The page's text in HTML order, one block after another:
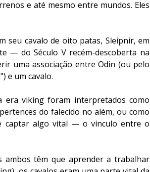
e até mesmo entre mundos. Eles
seu cavalo de oito patas, Sleipnir, em
— do Século V recém-descoberta na
uma associação entre Odin (ou pelo
e um cavalo.
era viking foram interpretados como
do falecido no além, ou como
captar algo vital — o vínculo entre o
ambos têm que aprender a trabalhar